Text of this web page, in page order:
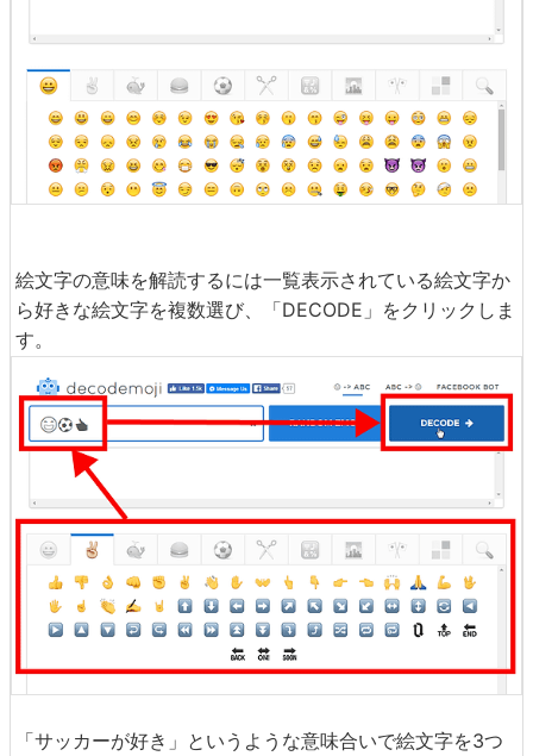
絵文字の意味を解読するには一覧表示されている絵文字か
ら好きな絵文字を複数選び、「DECODE」をクリックしま
す。
「サッカーが好き」というような意味合いで絵文字を3つ